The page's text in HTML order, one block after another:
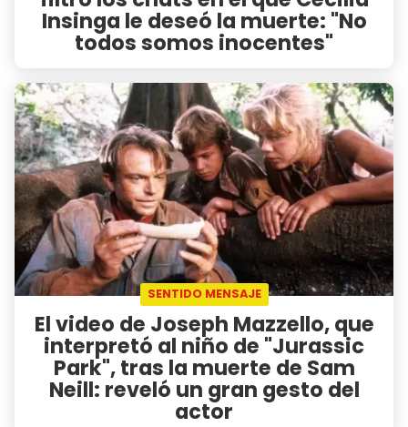
Insinga le deseó la muerte: "No
todos somos inocentes"
SENTIDO MENSAJE
El video de Joseph Mazzello, que
interpretó al niño de "Jurassic
Park", tras la muerte de Sam
Neill: reveló un gran gesto del
actor